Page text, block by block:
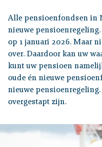
Publicaties
Contact
Alle pensioenfondsen in
nieuwe
op 1 januari 2026. Maar
over. Daardoor kan uw
kunt uw pensioen
oude én nieuwe
nieuwe
overgestapt zijn.